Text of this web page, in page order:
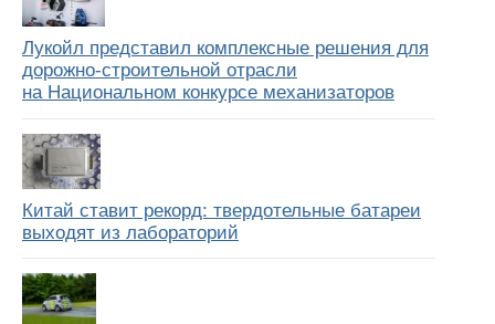
Лукойл представил комплексные решения для
дорожно-строительной отрасли
на Национальном конкурсе механизаторов
Китай ставит рекорд: твердотельные батареи
выходят из лабораторий